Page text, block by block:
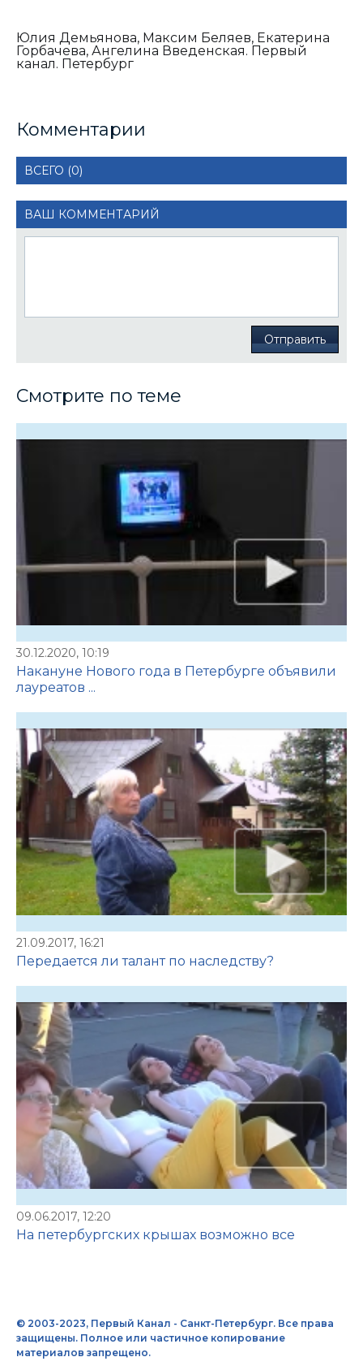
Юлия Демьянова, Максим Беляев, Екатерина
Горбачева, Ангелина Введенская. Первый
канал. Петербург
Комментарии
ВСЕГО (0)
ВАШ КОММЕНТАРИЙ
Отправить
Смотрите по теме
30.12.2020, 10:19
Накануне Нового года в Петербурге объявили
лауреатов ...
21.09.2017, 16:21
Передается ли талант по наследству?
09.06.2017, 12:20
На петербургских крышах возможно все
© 2003-2023, Первый Канал - Санкт-Петербург. Все права
защищены. Полное или частичное копирование
материалов запрещено.